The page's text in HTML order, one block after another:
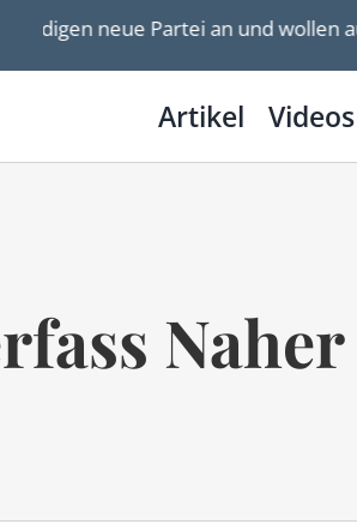
neue Partei an und wollen auf
Artikel Videos